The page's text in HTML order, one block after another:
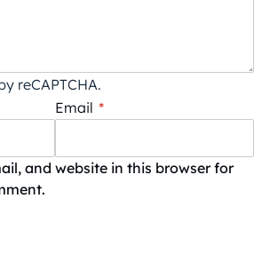
reCAPTCHA.
Email *
and website in this browser for